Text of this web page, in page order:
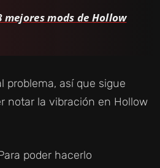
mejores mods de Hollow
problema, así que sigue
notar la vibración en Hollow
poder hacerlo